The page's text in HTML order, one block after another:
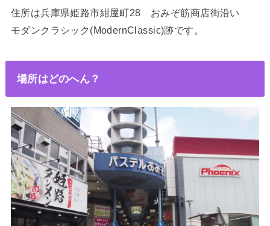
住所は兵庫県姫路市紺屋町28 おみぞ筋商店街沿い
モダンクラシック(ModernClassic)跡です。
場所はどのへん？